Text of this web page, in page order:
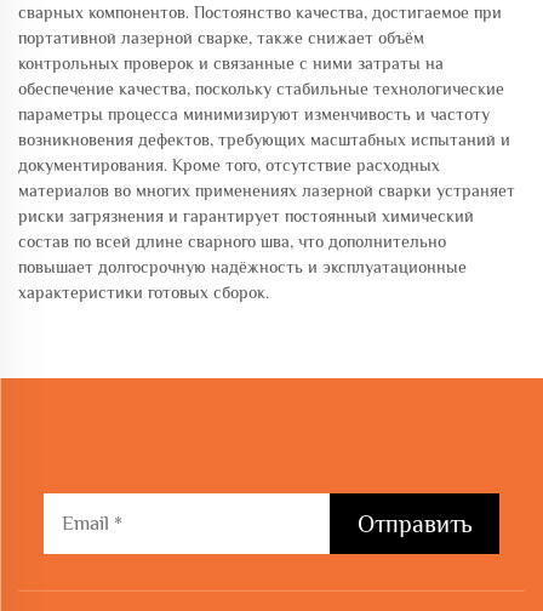
сварных компонентов. Постоянство качества, достигаемое при
портативной лазерной сварке, также снижает объём
контрольных проверок и связанные с ними затраты на
обеспечение качества, поскольку стабильные технологические
параметры процесса минимизируют изменчивость и частоту
возникновения дефектов, требующих масштабных испытаний и
документирования. Кроме того, отсутствие расходных
материалов во многих применениях лазерной сварки устраняет
риски загрязнения и гарантирует постоянный химический
состав по всей длине сварного шва, что дополнительно
повышает долгосрочную надёжность и эксплуатационные
характеристики готовых сборок.
Отправить